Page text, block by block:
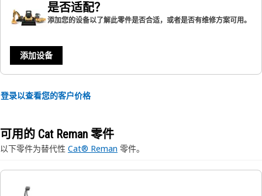
是否适配？
添加您的设备以了解此零件是否合适，或者是否有维修方案可用。
添加设备
登录以查看您的客户价格
可用的 Cat Reman 零件
以下零件为替代性 Cat® Reman 零件。